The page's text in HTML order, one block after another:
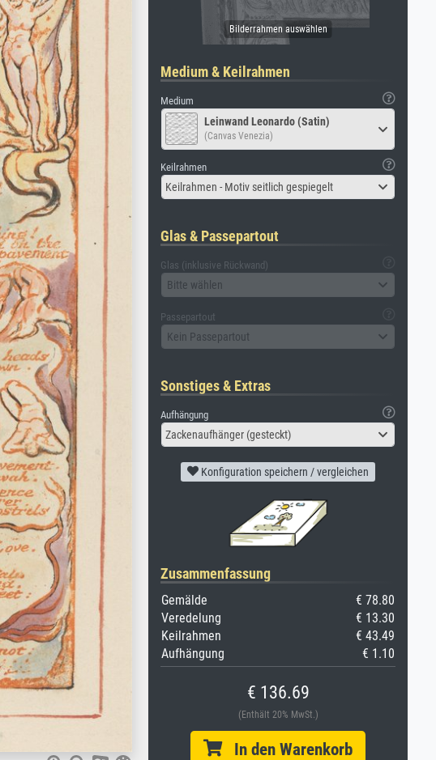
Medium & Keilrahmen
Medium
Leinwand Leonardo (Satin)
(Canvas Venezia)
Keilrahmen
Keilrahmen - Motiv seitlich gespiegelt
Glas & Passepartout
Glas (inklusive Rückwand)
Bitte wählen
Passepartout
Kein Passepartout
Sonstiges & Extras
Aufhängung
Zackenaufhänger (gesteckt)
Konfiguration speichern / vergleichen
Zusammenfassung
Gemälde
€ 78.80
Veredelung
€ 13.30
Keilrahmen
€ 43.49
Aufhängung
€ 1.10
€ 136.69
(Enthält 20% MwSt.)
In den Warenkorb